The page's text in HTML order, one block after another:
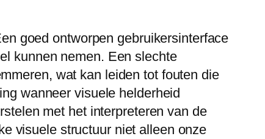
goed ontworpen gebruikersinterface
kunnen nemen. Een slechte
wat kan leiden tot fouten die
wanneer visuele helderheid
met het interpreteren van de
visuele structuur niet alleen onze